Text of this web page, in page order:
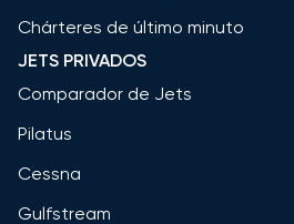
Chárteres de último minuto
JETS PRIVADOS
Comparador de Jets
Pilatus
Cessna
Gulfstream